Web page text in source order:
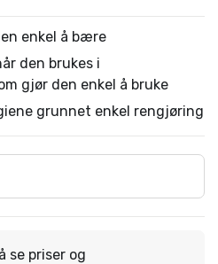
enkel å bære
den brukes i
gjør den enkel å bruke
grunnet enkel rengjøring
se priser og